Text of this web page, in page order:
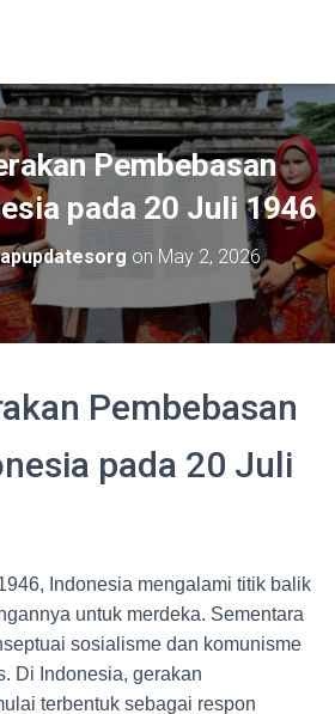
Pembebasan
pada 20 Juli 1946
on May 2, 2026
Pembebasan
pada 20 Juli
Indonesia mengalami titik balik
untuk merdeka. Sementara
sosialisme dan komunisme
Di Indonesia, gerakan
terbentuk sebagai respon